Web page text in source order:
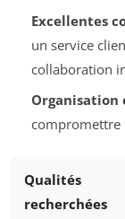
Excellentes
un service
collaboration
Organisation
compromettre
Qualités
recherchées